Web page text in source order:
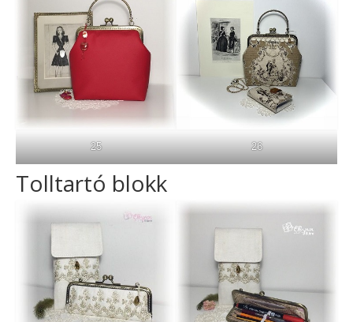
25 26
Tolltartó blokk